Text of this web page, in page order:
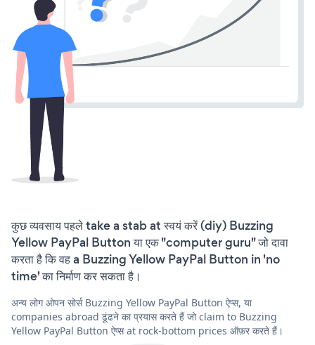
कुछ व्यवसाय पहले take a stab at स्वयं करें (diy) Buzzing
Yellow PayPal Button या एक "computer guru" जो दावा
करता है कि वह a Buzzing Yellow PayPal Button in 'no
time' का निर्माण कर सकता है।
अन्य लोग ओपन सोर्स Buzzing Yellow PayPal Button ऐप्स, या
companies abroad ढूंढने का प्रयास करते हैं जो claim to Buzzing
Yellow PayPal Button ऐप्स at rock-bottom prices ऑफ़र करते हैं।